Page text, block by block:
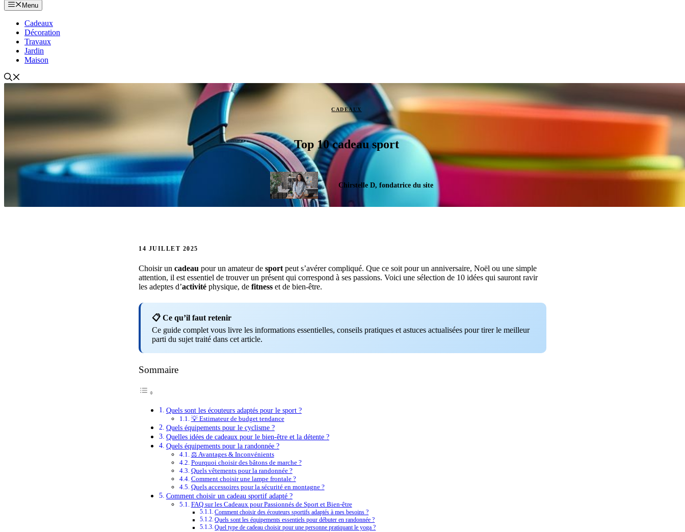
Menu
Cadeaux
Décoration
Travaux
Jardin
Maison
CADEAUX
Top 10 cadeau sport
Chirstelle D, fondatrice du site
14 JUILLET 2025
Choisir un cadeau pour un amateur de sport peut s’avérer compliqué. Que ce soit pour un anniversaire, Noël ou une simple
attention, il est essentiel de trouver un présent qui correspond à ses passions. Voici une sélection de 10 idées qui sauront ravir
les adeptes d’activité physique, de fitness et de bien-être.
📋 Ce qu’il faut retenir
Ce guide complet vous livre les informations essentielles, conseils pratiques et astuces actualisées pour tirer le meilleur
parti du sujet traité dans cet article.
Sommaire
Quels sont les écouteurs adaptés pour le sport ?
💡 Estimateur de budget tendance
Quels équipements pour le cyclisme ?
Quelles idées de cadeaux pour le bien-être et la détente ?
Quels équipements pour la randonnée ?
⚖️ Avantages & Inconvénients
Pourquoi choisir des bâtons de marche ?
Quels vêtements pour la randonnée ?
Comment choisir une lampe frontale ?
Quels accessoires pour la sécurité en montagne ?
Comment choisir un cadeau sportif adapté ?
FAQ sur les Cadeaux pour Passionnés de Sport et Bien-être
Comment choisir des écouteurs sportifs adaptés à mes besoins ?
Quels sont les équipements essentiels pour débuter en randonnée ?
Quel type de cadeau choisir pour une personne pratiquant le yoga ?